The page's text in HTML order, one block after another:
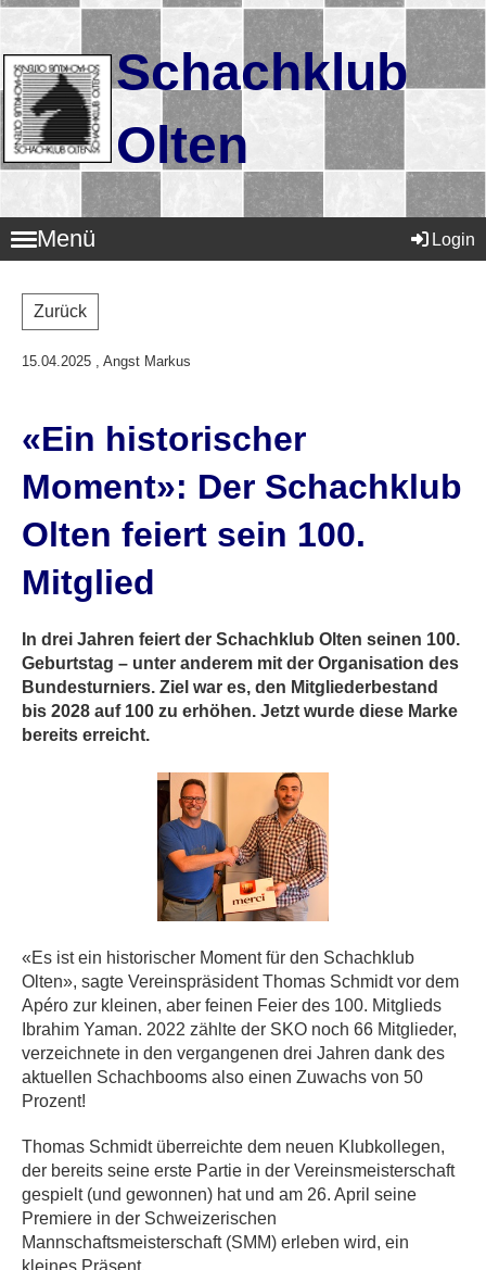
Schachklub
Olten
Menü Login
Zurück
15.04.2025 , Angst Markus
«Ein historischer
Moment»: Der Schachklub
Olten feiert sein 100.
Mitglied
In drei Jahren feiert der Schachklub Olten seinen 100.
Geburtstag – unter anderem mit der Organisation des
Bundesturniers. Ziel war es, den Mitgliederbestand
bis 2028 auf 100 zu erhöhen. Jetzt wurde diese Marke
bereits erreicht.
«Es ist ein historischer Moment für den Schachklub
Olten», sagte Vereinspräsident Thomas Schmidt vor dem
Apéro zur kleinen, aber feinen Feier des 100. Mitglieds
Ibrahim Yaman. 2022 zählte der SKO noch 66 Mitglieder,
verzeichnete in den vergangenen drei Jahren dank des
aktuellen Schachbooms also einen Zuwachs von 50
Prozent!
Thomas Schmidt überreichte dem neuen Klubkollegen,
der bereits seine erste Partie in der Vereinsmeisterschaft
gespielt (und gewonnen) hat und am 26. April seine
Premiere in der Schweizerischen
Mannschaftsmeisterschaft (SMM) erleben wird, ein